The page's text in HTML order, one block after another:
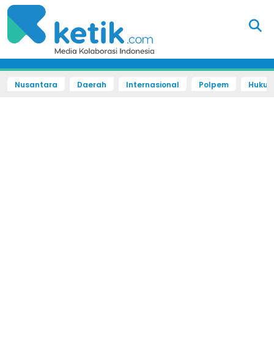
Nusantara Daerah Internasional Polpem